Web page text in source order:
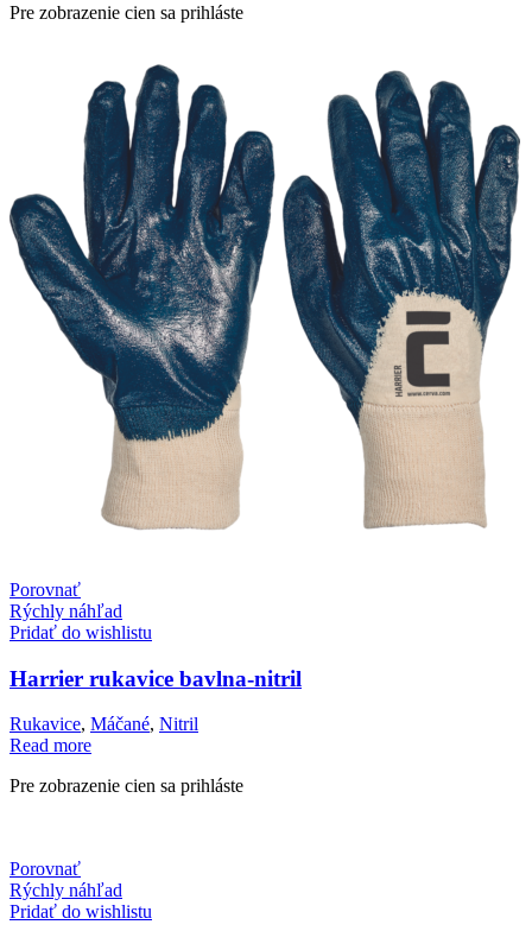
Pre zobrazenie cien sa prihláste
Porovnať
Rýchly náhľad
Pridať do wishlistu
Harrier rukavice bavlna-nitril
Rukavice, Máčané, Nitril
Read more
Pre zobrazenie cien sa prihláste
Porovnať
Rýchly náhľad
Pridať do wishlistu